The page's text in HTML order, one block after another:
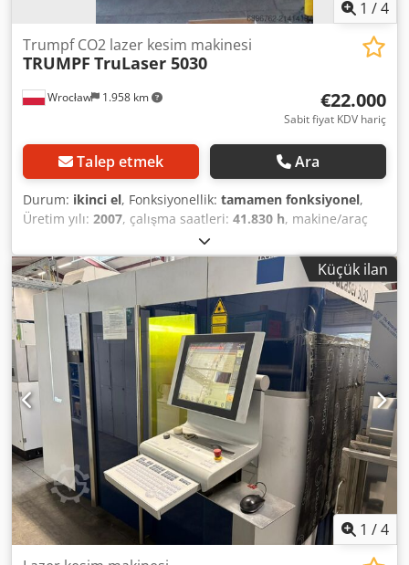
1 /4
Wrocław 1.958 km
Trumpf CO2 lazer kesim makinesi
TRUMPF TruLaser 5030
€22.000
Sabit fiyat KDV hariç
Talep etmek Ara
Durum: ikinci el, Fonksiyonellik: tamamen fonksiyonel,
Üretim yılı: 2007, çalışma saatleri: 41.830 h, makine/araç
, lazer tipi:
saati:23.313 h, lazer gücü:6.000 W, güç:120 kW (163,15
bg), giriş voltajı:400 V 50 Hz
, basınçlı hava
bağlantısı:
dokümantasyon / kılavuz,
emniyet ışık bariyeri, toz emişi, Wir bieten diesen
gebrauchten TRUMPF TruLaser 5030 Laser-
Schneidmaschine, Baujahr 2007, an. Laserleistung: 6.000
W Dsdpsyqulzofx Afgjkr Baujahr: 2007
Versorgungsspannung: 400 V Frequenz: 50 Hz
Anschlussleistung: 120 kVA Steuerspannung: 24 V
Absicherung: 3 x 160 A Druckluftanschluss: 7-10 bar
Stickstoffanschluss (N₂): 30 bar Sauerstoffanschluss (O₂): 20
bar Bei Fragen oder für weitere Informationen
kontaktieren Sie uns bitte per Nachricht oder telefonisch.
Küçük ilan
1 /4